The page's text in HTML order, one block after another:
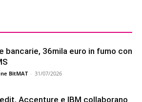
bancarie, 36mila euro in fumo con
BitMAT - 31/07/2026
Accenture e IBM collaborano